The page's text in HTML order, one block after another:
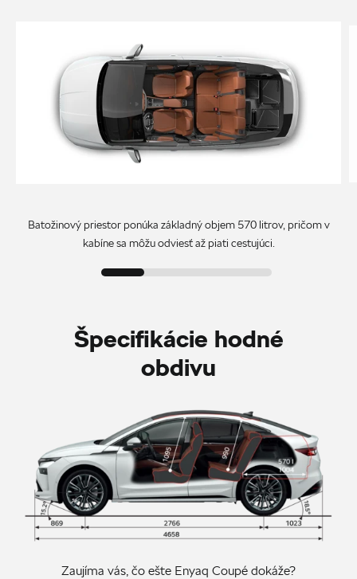
Batožinový priestor ponúka základný objem 570 litrov, pričom v
kabíne sa môžu odviesť až piati cestujúci.
Špecifikácie hodné
obdivu
Zaujíma vás, čo ešte Enyaq Coupé dokáže?